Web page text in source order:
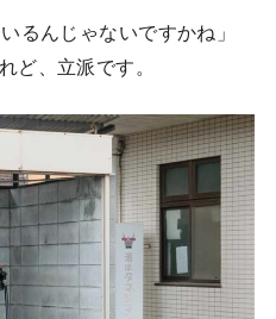
るんじゃないですかね」
ど、立派です。